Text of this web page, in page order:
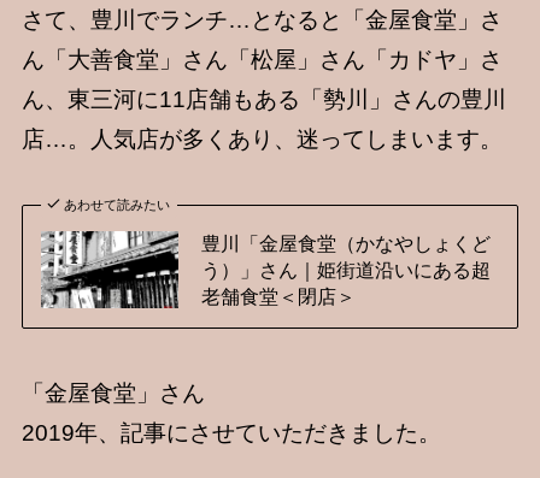
さて、豊川でランチ…となると「金屋食堂」さ
ん「大善食堂」さん「松屋」さん「カドヤ」さ
ん、東三河に11店舗もある「勢川」さんの豊川
店…。人気店が多くあり、迷ってしまいます。
あわせて読みたい
豊川「金屋食堂（かなやしょくど
う）」さん｜姫街道沿いにある超
老舗食堂＜閉店＞
「金屋食堂」さん
2019年、記事にさせていただきました。